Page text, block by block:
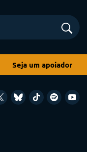
Seja um apoiador